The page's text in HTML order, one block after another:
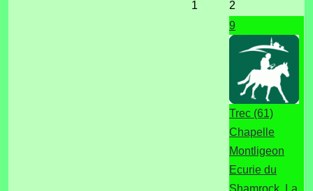
1
2
9
Trec (61)
Chapelle
Montligeon
Ecurie du
Shamrock, La